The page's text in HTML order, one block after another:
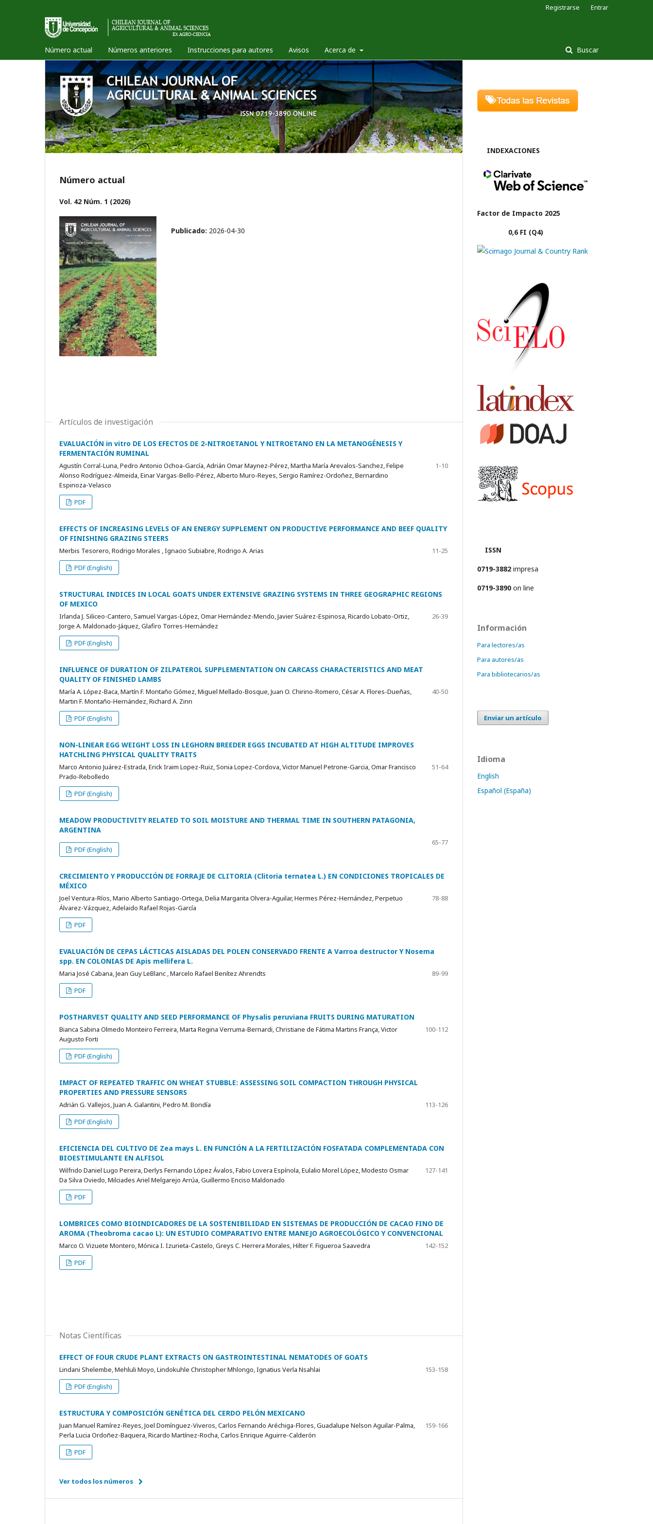
Número actual Números anteriores Instrucciones para autores Avisos Acerca de Buscar
Registrarse Entrar
Número actual
Vol. 42 Núm. 1 (2026)
Publicado: 2026-04-30
Artículos de investigación
EVALUACIÓN in vitro DE LOS EFECTOS DE 2-NITROETANOL Y NITROETANO EN LA METANOGÉNESIS Y
FERMENTACIÓN RUMINAL
Agustín Corral-Luna, Pedro Antonio Ochoa-García, Adrián Omar Maynez-Pérez, Martha María Arevalos-Sanchez, Felipe
Alonso Rodríguez-Almeida, Einar Vargas-Bello-Pérez, Alberto Muro-Reyes, Sergio Ramírez-Ordoñez, Bernardino
Espinoza-Velasco
1-10
PDF
EFFECTS OF INCREASING LEVELS OF AN ENERGY SUPPLEMENT ON PRODUCTIVE PERFORMANCE AND BEEF QUALITY
OF FINISHING GRAZING STEERS
Merbis Tesorero, Rodrigo Morales , Ignacio Subiabre, Rodrigo A. Arias
11-25
PDF (English)
STRUCTURAL INDICES IN LOCAL GOATS UNDER EXTENSIVE GRAZING SYSTEMS IN THREE GEOGRAPHIC REGIONS
OF MEXICO
Irlanda J. Siliceo-Cantero, Samuel Vargas-López, Omar Hernández-Mendo, Javier Suárez-Espinosa, Ricardo Lobato-Ortiz,
Jorge A. Maldonado-Jáquez, Glafiro Torres-Hernández
26-39
PDF (English)
INFLUENCE OF DURATION OF ZILPATEROL SUPPLEMENTATION ON CARCASS CHARACTERISTICS AND MEAT
QUALITY OF FINISHED LAMBS
María A. López-Baca, Martín F. Montaño Gómez, Miguel Mellado-Bosque, Juan O. Chirino-Romero, César A. Flores-Dueñas,
Martin F. Montaño-Hernández, Richard A. Zinn
40-50
PDF (English)
NON-LINEAR EGG WEIGHT LOSS IN LEGHORN BREEDER EGGS INCUBATED AT HIGH ALTITUDE IMPROVES
HATCHLING PHYSICAL QUALITY TRAITS
Marco Antonio Juárez-Estrada, Erick Iraim Lopez-Ruiz, Sonia Lopez-Cordova, Victor Manuel Petrone-Garcia, Omar Francisco
Prado-Rebolledo
51-64
PDF (English)
MEADOW PRODUCTIVITY RELATED TO SOIL MOISTURE AND THERMAL TIME IN SOUTHERN PATAGONIA,
ARGENTINA
65-77
PDF (English)
CRECIMIENTO Y PRODUCCIÓN DE FORRAJE DE CLITORIA (Clitoria ternatea L.) EN CONDICIONES TROPICALES DE
MÉXICO
Joel Ventura-Ríos, Mario Alberto Santiago-Ortega, Delia Margarita Olvera-Aguilar, Hermes Pérez-Hernández, Perpetuo
Álvarez-Vázquez, Adelaido Rafael Rojas-García
78-88
PDF
EVALUACIÓN DE CEPAS LÁCTICAS AISLADAS DEL POLEN CONSERVADO FRENTE A Varroa destructor Y Nosema
spp. EN COLONIAS DE Apis mellifera L.
Maria José Cabana, Jean Guy LeBlanc , Marcelo Rafael Benítez Ahrendts
89-99
PDF
POSTHARVEST QUALITY AND SEED PERFORMANCE OF Physalis peruviana FRUITS DURING MATURATION
Bianca Sabina Olmedo Monteiro Ferreira, Marta Regina Verruma-Bernardi, Christiane de Fátima Martins França, Victor
Augusto Forti
100-112
PDF (English)
IMPACT OF REPEATED TRAFFIC ON WHEAT STUBBLE: ASSESSING SOIL COMPACTION THROUGH PHYSICAL
PROPERTIES AND PRESSURE SENSORS
Adrián G. Vallejos, Juan A. Galantini, Pedro M. Bondía
113-126
PDF (English)
EFICIENCIA DEL CULTIVO DE Zea mays L. EN FUNCIÓN A LA FERTILIZACIÓN FOSFATADA COMPLEMENTADA CON
BIOESTIMULANTE EN ALFISOL
Wilfrido Daniel Lugo Pereira, Derlys Fernando López Ávalos, Fabio Lovera Espínola, Eulalio Morel López, Modesto Osmar
Da Silva Oviedo, Milciades Ariel Melgarejo Arrúa, Guillermo Enciso Maldonado
127-141
PDF
LOMBRICES COMO BIOINDICADORES DE LA SOSTENIBILIDAD EN SISTEMAS DE PRODUCCIÓN DE CACAO FINO DE
AROMA (Theobroma cacao L): UN ESTUDIO COMPARATIVO ENTRE MANEJO AGROECOLÓGICO Y CONVENCIONAL
Marco O. Vizuete Montero, Mónica I. Izurieta-Castelo, Greys C. Herrera Morales, Hilter F. Figueroa Saavedra
142-152
PDF
Notas Científicas
EFFECT OF FOUR CRUDE PLANT EXTRACTS ON GASTROINTESTINAL NEMATODES OF GOATS
Lindani Shelembe, Mehluli Moyo, Lindokuhle Christopher Mhlongo, Ignatius Verla Nsahlai
153-158
PDF (English)
ESTRUCTURA Y COMPOSICIÓN GENÉTICA DEL CERDO PELÓN MEXICANO
Juan Manuel Ramírez-Reyes, Joel Domínguez-Viveros, Carlos Fernando Aréchiga-Flores, Guadalupe Nelson Aguilar-Palma,
Perla Lucia Ordoñez-Baquera, Ricardo Martínez-Rocha, Carlos Enrique Aguirre-Calderón
159-166
PDF
Ver todos los números
INDEXACIONES
Factor de Impacto 2025
0,6 FI (Q4)
ISSN
0719-3882 impresa
0719-3890 on line
Información
Para lectores/as
Para autores/as
Para bibliotecarios/as
Enviar un artículo
Idioma
English
Español (España)